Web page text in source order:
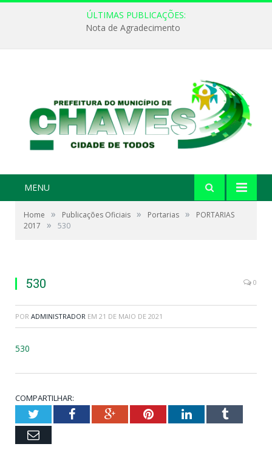
ÚLTIMAS PUBLICAÇÕES:
Nota de Agradecimento
MENU
Home » Publicações Oficiais » Portarias »
PORTARIAS
2017
» 530
530 0
POR ADMINISTRADOR EM 21 DE MAIO DE 2021
530
COMPARTILHAR:
TwitterFacebookGoogle+PinterestLinkedInTumblr
Email